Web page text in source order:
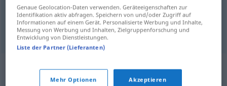
Kröpfungf piegatura TECH
Synonyme für "piegatura"
Genaue Geolocation-Daten verwenden. Geräteeigenschaften zur
Identifikation aktiv abfragen. Speichern von und/oder Zugriff auf
Informationen auf einem Gerät. Personalisierte Werbung und Inhalte,
Messung von Werbung und Inhalten, Zielgruppenforschung und
Entwicklung von Dienstleistungen.
Liste der Partner (Lieferanten)
Mehr Optionen Akzeptieren